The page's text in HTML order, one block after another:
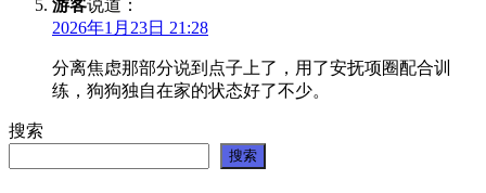
游客说道：
2026年1月23日 21:28
分离焦虑那部分说到点子上了，用了安抚项圈配合训
练，狗狗独自在家的状态好了不少。
搜索
搜索